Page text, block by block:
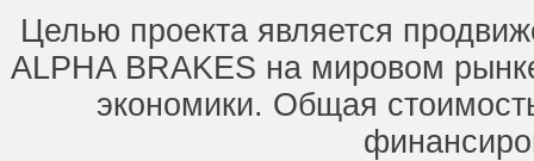
Целью проекта является
ALPHA BRAKES на мировом
экономики. Общая